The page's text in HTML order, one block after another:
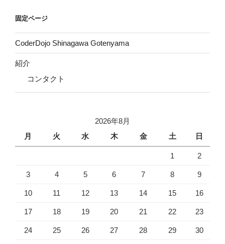
固定ページ
CoderDojo Shinagawa Gotenyama
紹介
コンタクト
2026年8月
月
火 水 木 金 土 日
1 2
3 4 5 6 7 8 9
10 11 12 13 14 15 16
17 18 19 20 21 22 23
24 25 26 27 28 29 30